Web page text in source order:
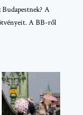
A
A BB-ről